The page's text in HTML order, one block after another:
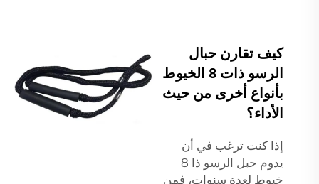
كيف تقارن حبال
الرسو ذات 8 الخيوط
بأنواع أخرى من حيث
الأداء؟
إذا كنت ترغب في أن
يدوم حبل الرسو ذا 8
خيوط لعدة سنوات، فمن